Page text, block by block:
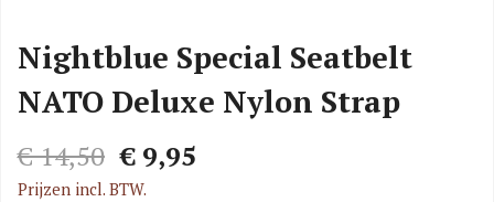
Nightblue Special Seatbelt
NATO Deluxe Nylon Strap
€ 14,50 € 9,95
Prijzen incl. BTW.